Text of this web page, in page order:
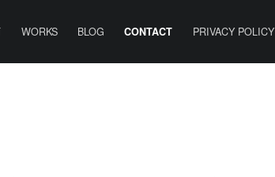
WORKS BLOG CONTACT PRIVACY POLICY